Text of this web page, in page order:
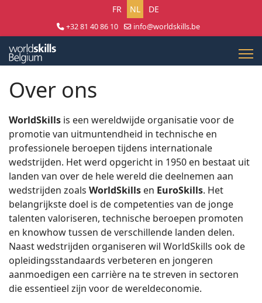
Selecteer uw taal
FR NL DE
+32 81 40 86 10
info@worldskills.be
Over ons
WorldSkills is een wereldwijde organisatie voor de
promotie van uitmuntendheid in technische en
professionele beroepen tijdens internationale
wedstrijden. Het werd opgericht in 1950 en bestaat uit
landen van over de hele wereld die deelnemen aan
wedstrijden zoals WorldSkills en EuroSkills. Het
belangrijkste doel is de competenties van de jonge
talenten valoriseren, technische beroepen promoten
en knowhow tussen de verschillende landen delen.
Naast wedstrijden organiseren wil WorldSkills ook de
opleidingsstandaards verbeteren en jongeren
aanmoedigen een carrière na te streven in sectoren
die essentieel zijn voor de wereldeconomie.